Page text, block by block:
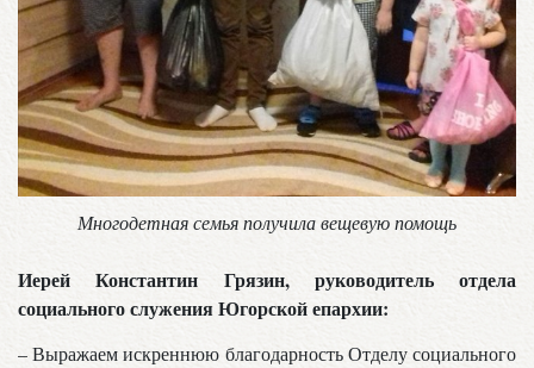
Многодетная семья получила вещевую помощь
Иерей Константин Грязин, руководитель отдела
социального служения Югорской епархии:
– Выражаем искреннюю благодарность Отделу социального